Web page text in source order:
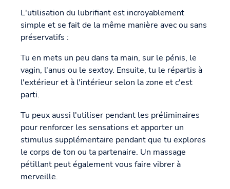
L'utilisation du lubrifiant est incroyablement
simple et se fait de la même manière avec ou sans
préservatifs :
Tu en mets un peu dans ta main, sur le pénis, le
vagin, l'anus ou le sextoy. Ensuite, tu le répartis à
l'extérieur et à l'intérieur selon la zone et c'est
parti.
Tu peux aussi l'utiliser pendant les préliminaires
pour renforcer les sensations et apporter un
stimulus supplémentaire pendant que tu explores
le corps de ton ou ta partenaire. Un massage
pétillant peut également vous faire vibrer à
merveille.